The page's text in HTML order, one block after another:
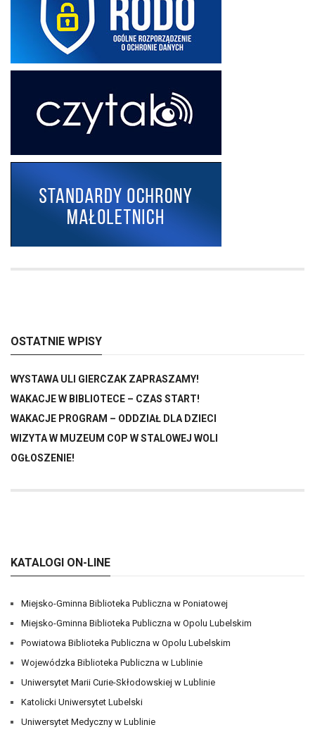
OSTATNIE WPISY
WYSTAWA ULI GIERCZAK ZAPRASZAMY!
WAKACJE W BIBLIOTECE – CZAS START!
WAKACJE PROGRAM – ODDZIAŁ DLA DZIECI
WIZYTA W MUZEUM COP W STALOWEJ WOLI
OGŁOSZENIE!
KATALOGI ON-LINE
Miejsko-Gminna Biblioteka Publiczna w Poniatowej
Miejsko-Gminna Biblioteka Publiczna w Opolu Lubelskim
Powiatowa Biblioteka Publiczna w Opolu Lubelskim
Wojewódzka Biblioteka Publiczna w Lublinie
Uniwersytet Marii Curie-Skłodowskiej w Lublinie
Katolicki Uniwersytet Lubelski
Uniwersytet Medyczny w Lublinie